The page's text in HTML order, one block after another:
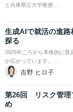
と兵庫県立大学教授…
生成AIで就活の進
探る
2025年ごろから本格的に普
が広がっています。…
吉野 ヒロ子
第26回 リスク管理
め